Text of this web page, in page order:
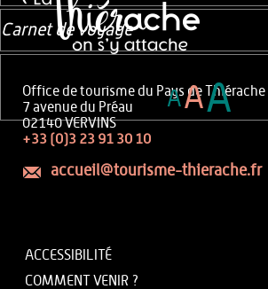
Office de tourisme du Pays de Thiérache
7 avenue du Préau
02140 VERVINS
+33 (0)3 23 91 30 10
accueil@tourisme-thierache.fr
ACCESSIBILITÉ
COMMENT VENIR ?
Carnet de voyage
AAA